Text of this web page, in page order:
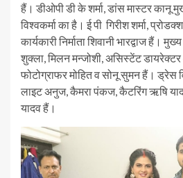
हैं। डीओपी डी के शर्मा, डांस मास्टर कानू
विश्वकर्मा का है। ई पी गिरीश शर्मा,
कार्यकारी निर्माता शिवानी भारद्वाज हैं।
शुक्ला, मिलन मन्जोशी, असिस्टेंट
फोटोग्राफर मोहित व सोनू सुमन हैं।
लाइट अनुज, कैमरा पंकज, कैटरिंग ऋषि
यादव हैं।